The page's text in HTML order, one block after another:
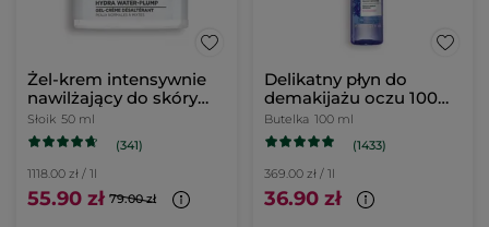
Żel-krem intensywnie
nawilżający do skóry
normalnej i mieszanej
50 ml
Słoik 50 ml
(341)
1118.00 zł / 1l
55.90 zł 79.00 zł
Delikatny płyn do
demakijażu oczu 100
ml
Butelka 100 ml
(1433)
369.00 zł / 1l
36.90 zł